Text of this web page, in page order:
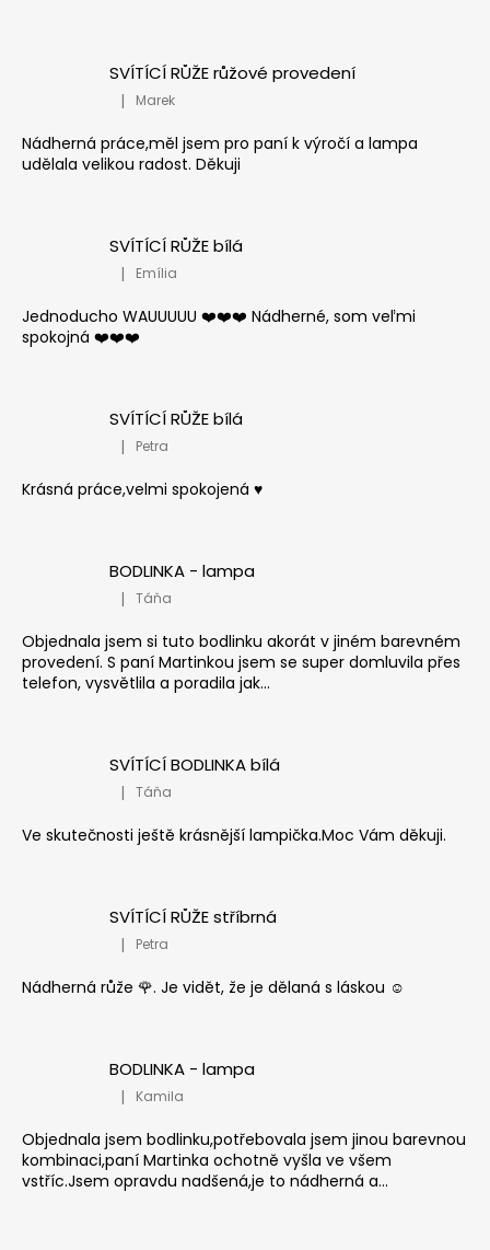
SVÍTÍCÍ RŮŽE růžové provedení
Hodnocení produktu je 5 z 5 hvězdiček.
| Marek
Nádherná práce,měl jsem pro paní k výročí a lampa
udělala velikou radost. Děkuji
SVÍTÍCÍ RŮŽE bílá
Hodnocení produktu je 5 z 5 hvězdiček.
| Emília
Jednoducho WAUUUUU ❤️❤️❤️ Nádherné, som veľmi
spokojná ❤️❤️❤️
SVÍTÍCÍ RŮŽE bílá
Hodnocení produktu je 5 z 5 hvězdiček.
| Petra
Krásná práce,velmi spokojená ♥️
BODLINKA - lampa
Hodnocení produktu je 5 z 5 hvězdiček.
| Táňa
Objednala jsem si tuto bodlinku akorát v jiném barevném
provedení. S paní Martinkou jsem se super domluvila přes
telefon, vysvětlila a poradila jak...
SVÍTÍCÍ BODLINKA bílá
Hodnocení produktu je 5 z 5 hvězdiček.
| Táňa
Ve skutečnosti ještě krásnější lampička.Moc Vám děkuji.
SVÍTÍCÍ RŮŽE stříbrná
Hodnocení produktu je 5 z 5 hvězdiček.
| Petra
Nádherná růže 🌹. Je vidět, že je dělaná s láskou ☺️
BODLINKA - lampa
Hodnocení produktu je 5 z 5 hvězdiček.
| Kamila
Objednala jsem bodlinku,potřebovala jsem jinou barevnou
kombinaci,paní Martinka ochotně vyšla ve všem
vstříc.Jsem opravdu nadšená,je to nádherná a...